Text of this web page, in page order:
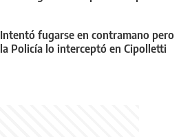
Intentó fugarse en contramano pero
la Policía lo interceptó en Cipolletti